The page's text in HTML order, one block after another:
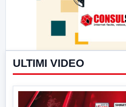
ULTIMI VIDEO